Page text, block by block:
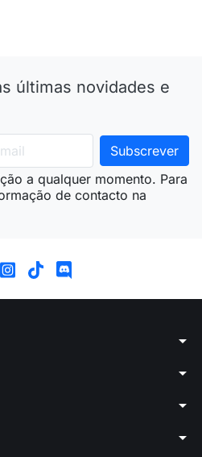
últimas novidades e
a qualquer momento. Para
de contacto na
arrow_drop_down
arrow_drop_down
arrow_drop_down
arrow_drop_down